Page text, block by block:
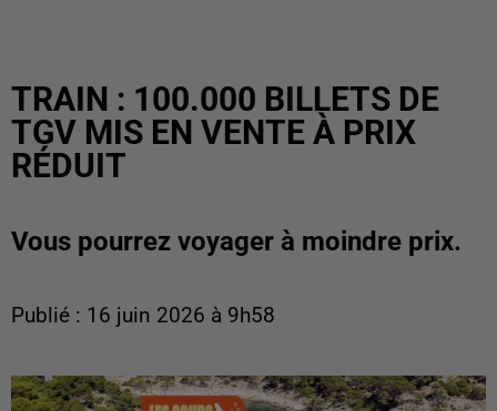
TRAIN : 100.000 BILLETS DE
TGV MIS EN VENTE À PRIX
RÉDUIT
Vous pourrez voyager à moindre prix.
Publié : 16 juin 2026 à 9h58